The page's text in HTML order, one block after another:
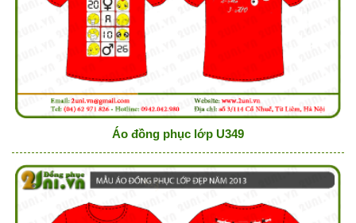
Áo đồng phục lớp U349